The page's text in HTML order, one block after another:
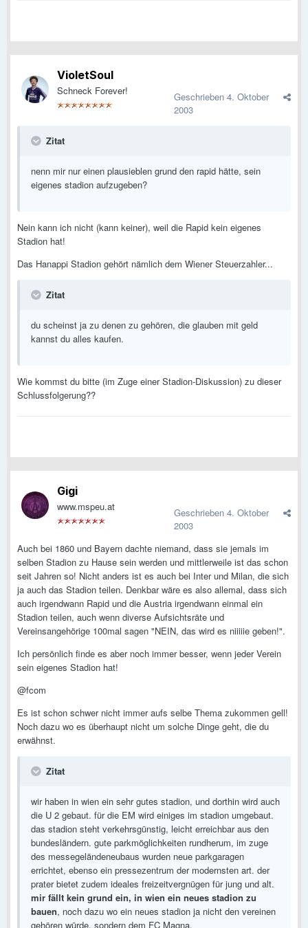
VioletSoul
Schneck Forever! Geschrieben 4. Oktober
2003
Zitat
nenn mir nur einen plausieblen grund den rapid hätte, sein
eigenes stadion aufzugeben?
Nein kann ich nicht (kann keiner), weil die Rapid kein eigenes
Stadion hat!
Das Hanappi Stadion gehört nämlich dem Wiener Steuerzahler...
Zitat
du scheinst ja zu denen zu gehören, die glauben mit geld
kannst du alles kaufen.
Wie kommst du bitte (im Zuge einer Stadion-Diskussion) zu dieser
Schlussfolgerung??
Gigi
www.mspeu.at Geschrieben 4. Oktober
2003
Auch bei 1860 und Bayern dachte niemand, dass sie jemals im
selben Stadion zu Hause sein werden und mittlerweile ist das schon
seit Jahren so! Nicht anders ist es auch bei Inter und Milan, die sich
ja auch das Stadion teilen. Denkbar wäre es also allemal, dass sich
auch irgendwann Rapid und die Austria irgendwann einmal ein
Stadion teilen, auch wenn diverse Aufsichtsräte und
Vereinsangehörige 100mal sagen "NEIN, das wird es niiiiie geben!".
Ich persönlich finde es aber noch immer besser, wenn jeder Verein
sein eigenes Stadion hat!
@fcom
Es ist schon schwer nicht immer aufs selbe Thema zukommen gell!
Noch dazu wo es überhaupt nicht um solche Dinge geht, die du
erwähnst.
Zitat
wir haben in wien ein sehr gutes stadion, und dorthin wird auch
die U 2 gebaut. für die EM wird einiges im stadion umgebaut.
das stadion steht verkehrsgünstig, leicht erreichbar aus den
bundesländern. gute parkmöglichkeiten rundherum, im zuge
des messegeländeneubaus wurden neue parkgaragen
errichtet, ebenso ein pressezentrum der modernsten art. der
prater bietet zudem ideales freizeitvergnügen für jung und alt.
mir fällt kein grund ein, in wien ein neues stadion zu
bauen, noch dazu wo ein neues stadion ja nicht den vereinen
gehören würde, sondern dem FC Magna.